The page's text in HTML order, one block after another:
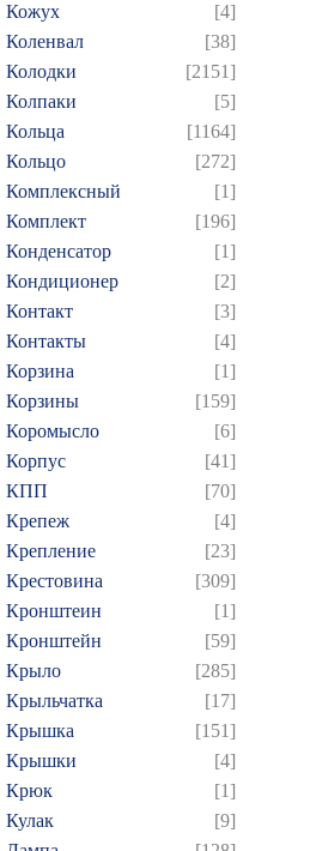
Кожух
[4]
Коленвал
[38]
Колодки
[2151]
Колпаки
[5]
Кольца
[1164]
Кольцо
[272]
Комплексный
[1]
Комплект
[196]
Конденсатор
[1]
Кондиционер
[2]
Контакт
[3]
Контакты
[4]
Корзина
[1]
Корзины
[159]
Коромысло
[6]
Корпус
[41]
КПП
[70]
Крепеж
[4]
Крепление
[23]
Крестовина
[309]
Кронштеин
[1]
Кронштейн
[59]
Крыло
[285]
Крыльчатка
[17]
Крышка
[151]
Крышки
[4]
Крюк
[1]
Кулак
[9]